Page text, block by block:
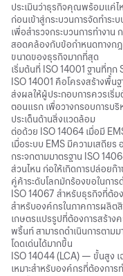
ประเมินว่าธุรกิจคุณพร้อมแค่ไ
ก่อนเข้าสู่กระบวนการจัดทำระ
เพื่อสำรวจกระบวนการทำงาน
สอดคล้องกับข้อกำหนดทางกฎ
ขนาดของธุรกิจมากที่สุด
เริ่มต้นที่ ISO 14001 ฐานที่ทุก
ISO 14001 คือโครงสร้างพื้น
ส่งผลให้ผู้ประกอบการควรเริ่
ตอนแรก เพื่อวางกรอบการบริ
ประเด็นด้านสิ่งแวดล้อม
ต่อด้วย ISO 14064 เมื่อมี
เมื่อระบบ EMS มีความเสถียร
กระจกตามมาตรฐาน ISO
ส่วนไหน ก่อให้เกิดการปล่อยก๊
คู่ค้าระดับโลกมักร้องขอในกา
ISO 14067 สำหรับธุรกิจที่ต้อ
สำหรับองค์กรในภาคการผลิต
เกษตรแปรรูปที่ต้องการสร้าง
พริ้นท์ สามารถดำเนินการตาม
โดดเด่นได้มากขึ้น
ISO 14044 (LCA) — ขั้นสูง เ
เหมาะสำหรับองค์กรที่ต้องกา